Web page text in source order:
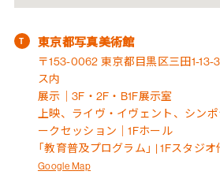
東京都写真美術館
〒153-0062 東京都目黒区三田1-13-
ス内
展示｜3F・2F・B1F展示室
上映、ライヴ・イヴェント、シン
ークセッション｜1Fホール
「教育普及プログラム」 | 1Fスタジオ
Google Map